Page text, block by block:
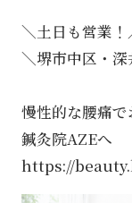
＼土日も営業！
＼堺市中区・
慢性的な腰痛で
鍼灸院AZEへ
https://